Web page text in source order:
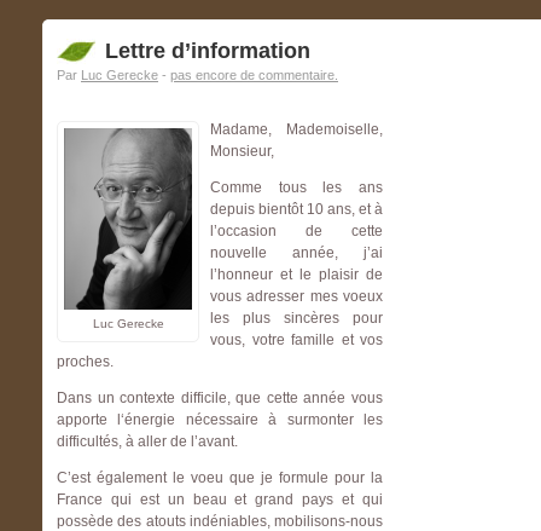
Lettre d’information
Par Luc Gerecke - pas encore de commentaire.
Luc Gerecke
Madame, Mademoiselle,
Monsieur,
Comme tous les ans
depuis bientôt 10 ans, et à
l’occasion de cette
nouvelle année, j’ai
l’honneur et le plaisir de
vous adresser mes voeux
les plus sincères pour
vous, votre famille et vos
proches.
Dans un contexte difficile, que cette année vous
apporte l‘énergie nécessaire à surmonter les
difficultés, à aller de l’avant.
C’est également le voeu que je formule pour la
France qui est un beau et grand pays et qui
possède des atouts indéniables, mobilisons-nous